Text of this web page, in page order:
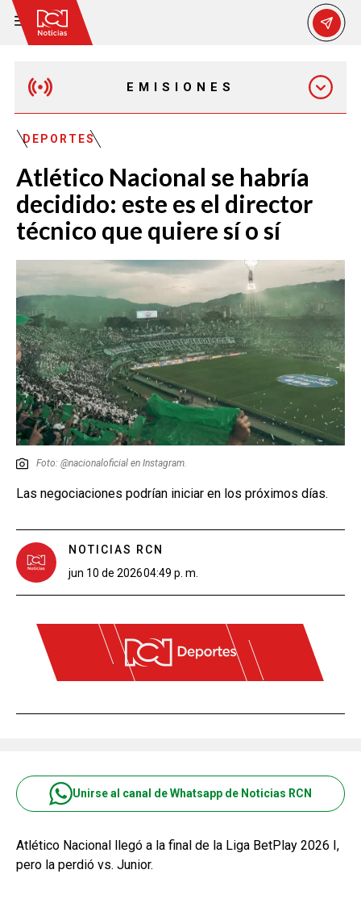
EMISIONES
EMISIÓN 7:00 PM
DEPORTES
Atlético Nacional se habría
decidido: este es el director
técnico que quiere sí o sí
Foto: @nacionaloficial en Instagram.
Las negociaciones podrían iniciar en los próximos días.
NOTICIAS RCN
jun 10 de 202604:49 p. m.
Unirse al canal de Whatsapp de Noticias RCN
Atlético Nacional llegó a la final de la Liga BetPlay 2026 I,
pero la perdió vs. Junior.